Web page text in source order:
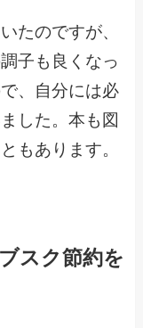
たのですが、
子も良くなっ
、自分には必
した。本も図
もあります。
スク節約を